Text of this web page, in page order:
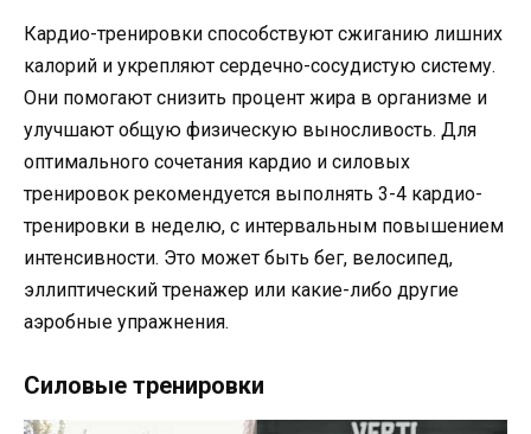
Кардио-тренировки способствуют сжиганию лишних
калорий и укрепляют сердечно-сосудистую систему.
Они помогают снизить процент жира в организме и
улучшают общую физическую выносливость. Для
оптимального сочетания кардио и силовых
тренировок рекомендуется выполнять 3-4 кардио-
тренировки в неделю, с интервальным повышением
интенсивности. Это может быть бег, велосипед,
эллиптический тренажер или какие-либо другие
аэробные упражнения.
Силовые тренировки